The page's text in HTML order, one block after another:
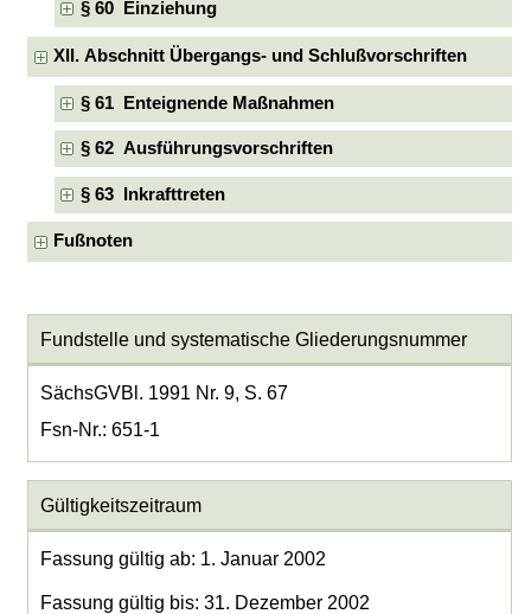
§ 60 Einziehung
XII. Abschnitt Übergangs- und Schlußvorschriften
§ 61 Enteignende Maßnahmen
§ 62 Ausführungsvorschriften
§ 63 Inkrafttreten
Fußnoten
Fundstelle und systematische Gliederungsnummer
SächsGVBl. 1991 Nr. 9, S. 67
Fsn-Nr.: 651-1
Gültigkeitszeitraum
Fassung gültig ab: 1. Januar 2002
Fassung gültig bis: 31. Dezember 2002